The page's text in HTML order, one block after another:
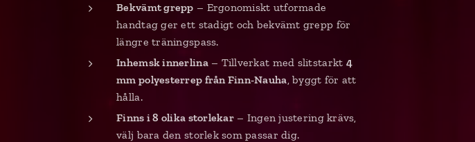
Bekvämt grepp – Ergonomiskt utformade
handtag ger ett stadigt och bekvämt grepp för
längre träningspass.
Inhemsk innerlina– Tillverkat med slitstarkt 4
mm polyesterrep från Finn-Nauha, byggt för att
hålla.
Finns i 8 olika storlekar– Ingen justering krävs,
välj bara den storlek som passar dig.